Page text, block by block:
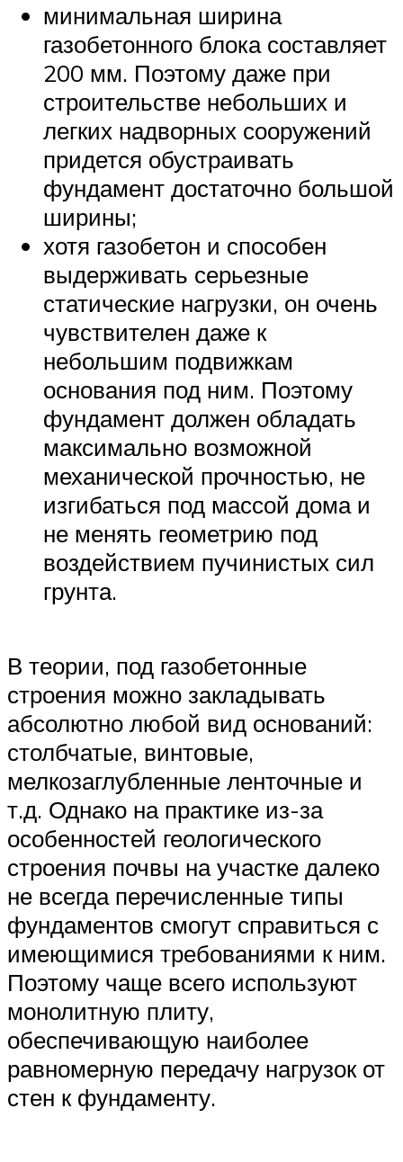
минимальная ширина
газобетонного блока составляет
200 мм. Поэтому даже при
строительстве небольших и
легких надворных сооружений
придется обустраивать
фундамент достаточно большой
ширины;
хотя газобетон и способен
выдерживать серьезные
статические нагрузки, он очень
чувствителен даже к
небольшим подвижкам
основания под ним. Поэтому
фундамент должен обладать
максимально возможной
механической прочностью, не
изгибаться под массой дома и
не менять геометрию под
воздействием пучинистых сил
грунта.
В теории, под газобетонные
строения можно закладывать
абсолютно любой вид оснований:
столбчатые, винтовые,
мелкозаглубленные ленточные и
т.д. Однако на практике из-за
особенностей геологического
строения почвы на участке далеко
не всегда перечисленные типы
фундаментов смогут справиться с
имеющимися требованиями к ним.
Поэтому чаще всего используют
монолитную плиту,
обеспечивающую наиболее
равномерную передачу нагрузок от
стен к фундаменту.